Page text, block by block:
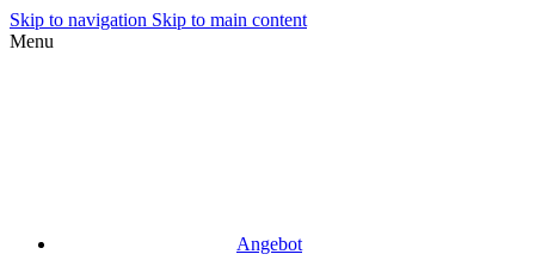
Skip to navigation Skip to main content
Menu
Angebot